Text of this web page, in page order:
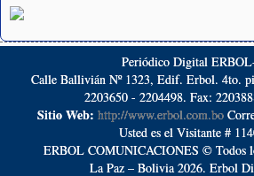
Periódico Digital
Calle Ballivián Nº 1323, Edif. Erbol. 4to.
2203650 - 2204498. Fax:
Sitio Web: http://www.erbol.com.bo
Usted es el Visitante #
ERBOL COMUNICACIONES © Todos
La Paz – Bolivia 2026. Erbol